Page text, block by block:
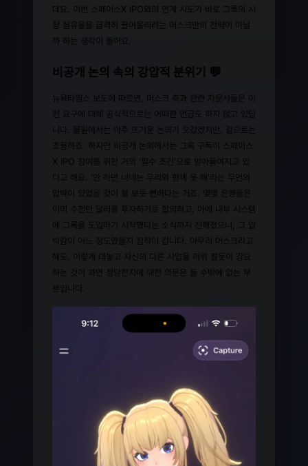
데요. 이번 스페이스X IPO와의 연계 시도가 바로 그록의 시
장 점유율을 급격히 끌어올리려는 머스크만의 전략이 아닐
까 하는 생각이 들어요.
비공개 논의 속의 강압적 분위기 💬
뉴욕타임스 보도에 따르면, 머스크 측과 관련 자문사들은 이
런 요구에 대해 공식적으로는 어떠한 언급도 하지 않고 있답
니다. 물밑에서는 아주 뜨거운 논의가 오갔겠지만, 겉으로는
조용하죠. 하지만 비공개 논의에서는 그록 구독이 스페이스
X IPO 참여를 위한 거의 '필수 조건'으로 받아들여지고 있
다고 해요. '안 하면 너네는 우리와 함께 못 해'라는 무언의
압박이 있었을 것이 불 보듯 뻔하다는 거죠. 몇몇 은행들은
이미 수천만 달러를 투자하기로 합의하고, 아예 내부 시스템
에 그록을 도입하기 시작했다는 소식까지 전해졌으니, 그 압
박감이 어느 정도였을지 짐작이 갑니다. 아무리 머스크라고
해도, 이렇게 대놓고 자신의 다른 사업을 끼워 팔듯이 강요
하는 것이 과연 정당한지에 대한 의문은 들 수밖에 없는 부
분입니다.